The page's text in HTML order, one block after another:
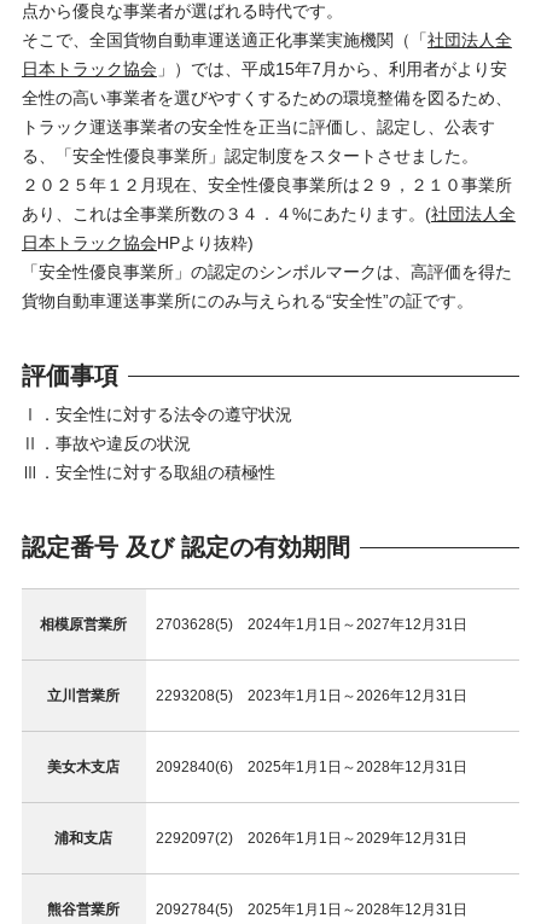
点から優良な事業者が選ばれる時代です。
そこで、全国貨物自動車運送適正化事業実施機関（「社団法人全
日本トラック協会 」）では、平成15年7月から、利用者がより安
全性の高い事業者を選びやすくするための環境整備を図るため、
トラック運送事業者の安全性を正当に評価し、認定し、公表す
る、「安全性優良事業所」認定制度をスタートさせました。
２０２５年１２月現在、安全性優良事業所は２９，２１０事業所
あり、これは全事業所数の３４．４%にあたります。(社団法人全
日本トラック協会HPより抜粋)
「安全性優良事業所」の認定のシンボルマークは、高評価を得た
貨物自動車運送事業所にのみ与えられる“安全性”の証です。
評価事項
Ⅰ．安全性に対する法令の遵守状況
Ⅱ．事故や違反の状況
Ⅲ．安全性に対する取組の積極性
認定番号 及び 認定の有効期間
相模原営業所 2703628(5) 2024年1月1日～2027年12月31日
立川営業所 2293208(5) 2023年1月1日～2026年12月31日
美女木支店 2092840(6) 2025年1月1日～2028年12月31日
浦和支店 2292097(2) 2026年1月1日～2029年12月31日
熊谷営業所 2092784(5) 2025年1月1日～2028年12月31日